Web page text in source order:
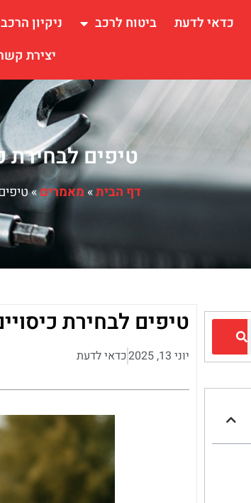
כדאי לדעת ביטוח לרכב ניקיון הרכב
יצירת
טיפים לבחירת
דף הבית» מאמרים»
טיפים לבחירת
יוני 13, 2025 כדאי לדעת